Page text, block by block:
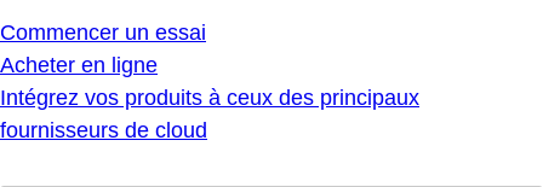
Commencer un essai
Acheter en ligne
Intégrez vos produits à ceux des principaux
fournisseurs de cloud